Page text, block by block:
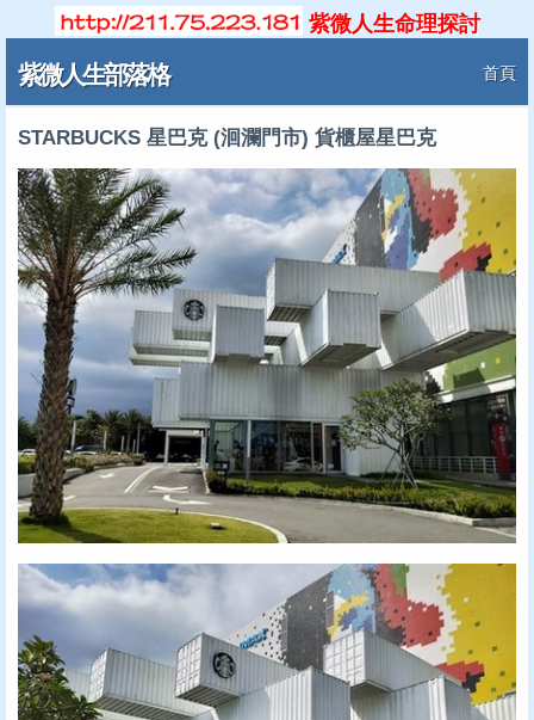
紫微人生命理探討
紫微人生部落格 首頁
STARBUCKS 星巴克 (洄瀾門市) 貨櫃屋星巴克